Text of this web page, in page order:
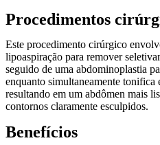
Procedimentos
Este procedimento cirúrgico
lipoaspiração para remover
seguido de uma abdominoplastia
enquanto simultaneamente tonifica
resultando em um abdômen mais
contornos claramente esculpidos.
Benefícios